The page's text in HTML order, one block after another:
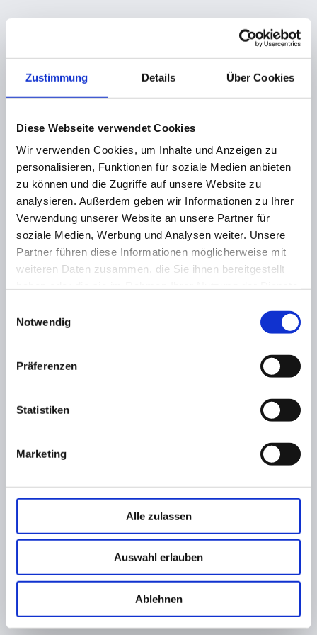
Zustimmung Details Über Cookies
Diese Webseite verwendet Cookies
Wir verwenden Cookies, um Inhalte und Anzeigen zu
personalisieren, Funktionen für soziale Medien anbieten
zu können und die Zugriffe auf unsere Website zu
analysieren. Außerdem geben wir Informationen zu Ihrer
Verwendung unserer Website an unsere Partner für
soziale Medien, Werbung und Analysen weiter. Unsere
Partner führen diese Informationen möglicherweise mit
weiteren Daten zusammen, die Sie ihnen bereitgestellt
Notwendig
Präferenzen
Statistiken
Marketing
Alle zulassen
Auswahl erlauben
Ablehnen